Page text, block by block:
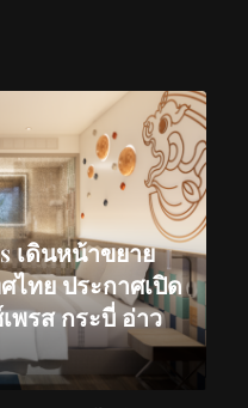
เดินหน้าขยาย
ไทย ประกาศเปิด
พรส กระบี่ อ่าว